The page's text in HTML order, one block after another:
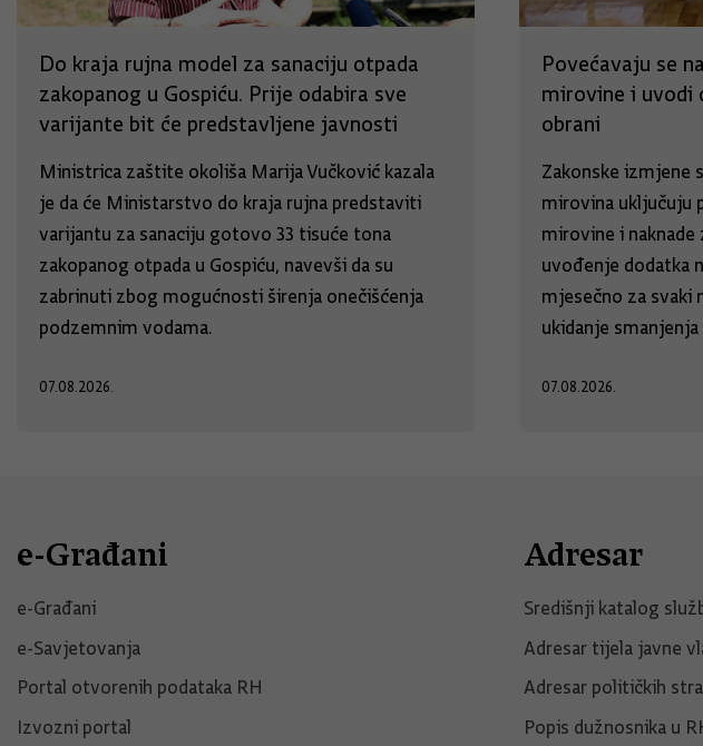
Do kraja rujna model za sanaciju otpada
zakopanog u Gospiću. Prije odabira sve
varijante bit će predstavljene javnosti
Ministrica zaštite okoliša Marija Vučković kazala
je da će Ministarstvo do kraja rujna predstaviti
varijantu za sanaciju gotovo 33 tisuće tona
zakopanog otpada u Gospiću, navevši da su
zabrinuti zbog mogućnosti širenja onečišćenja
podzemnim vodama.
07.08.2026.
Povećavaju se
mirovine i uvodi
obrani
Zakonske izmjene
mirovina uključuju
mirovine i
uvođenje dodatka
mjesečno za svaki
ukidanje
07.08.2026.
e-Građani
e-Građani
e-Savjetovanja
Portal otvorenih podataka RH
Izvozni portal
Adresar
Središnji katalog
Adresar tijela javne
Adresar političkih
Popis dužnosnika u